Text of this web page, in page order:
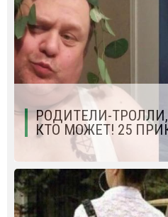
РОДИТЕЛИ-
КТО МОЖЕТ! 25